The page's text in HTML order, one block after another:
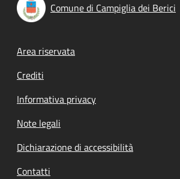
Comune di Campiglia dei Berici
Footer menu
Area riservata
Crediti
Informativa privacy
Note legali
Dichiarazione di accessibilità
Contatti